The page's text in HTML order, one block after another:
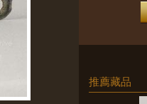
推薦藏品